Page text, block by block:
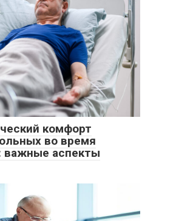
комфорт
во время
важные аспекты